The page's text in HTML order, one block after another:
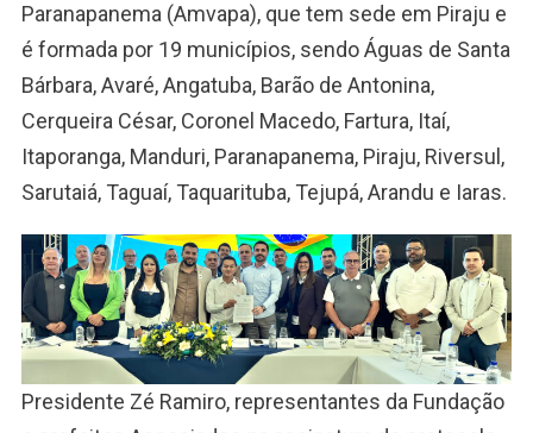
Paranapanema (Amvapa), que tem sede em Piraju e
é formada por 19 municípios, sendo Águas de Santa
Bárbara, Avaré, Angatuba, Barão de Antonina,
Cerqueira César, Coronel Macedo, Fartura, Itaí,
Itaporanga, Manduri, Paranapanema, Piraju, Riversul,
Sarutaiá, Taguaí, Taquarituba, Tejupá, Arandu e Iaras.
Presidente Zé Ramiro, representantes da Fundação